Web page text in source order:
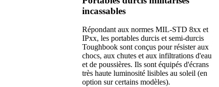
incassables
Répondant aux normes MIL-STD 8xx et
IPxx, les portables durcis et semi-durcis
Toughbook sont conçus pour résister aux
chocs, aux chutes et aux infiltrations d'eau
et de poussières. Ils sont équipés d'écrans
très haute luminosité lisibles au soleil (en
option sur certains modèles).